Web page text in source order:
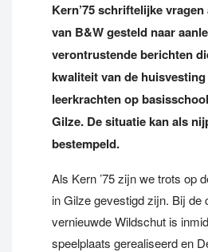
Kern’75 schriftelijke
van B&W gesteld naar
verontrustende berichten
kwaliteit van de
leerkrachten op
Gilze. De situatie kan als
bestempeld.
Als Kern ’75 zijn we trots op
in Gilze gevestigd zijn. Bij de
vernieuwde Wildschut is
speelplaats gerealiseerd en